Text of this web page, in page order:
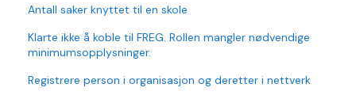
Antall saker knyttet til en skole
Klarte ikke å koble til FREG. Rollen mangler nødvendige
minimumsopplysninger.
Registrere person i organisasjon og deretter i nettverk